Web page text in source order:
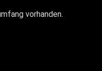
vorhanden.